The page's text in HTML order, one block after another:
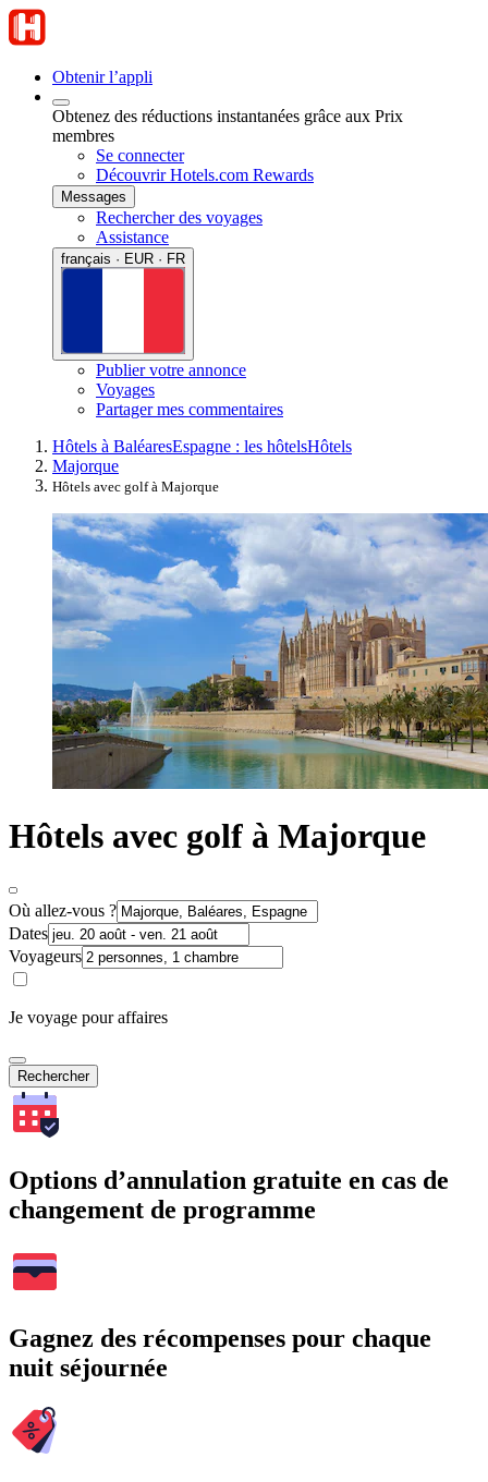
Obtenir l’appli
Obtenez des réductions instantanées grâce aux Prix
membres
Se connecter
Découvrir Hotels.com Rewards
Messages
Rechercher des voyages
Assistance
français · EUR · FR
Publier votre annonce
Voyages
Partager mes commentaires
Hôtels à BaléaresEspagne : les hôtelsHôtels
Majorque
Hôtels avec golf à Majorque
Hôtels avec golf à Majorque
Où allez-vous ?
Dates
Voyageurs
Je voyage pour affaires
Rechercher
Options d’annulation gratuite en cas de
changement de programme
Gagnez des récompenses pour chaque
nuit séjournée